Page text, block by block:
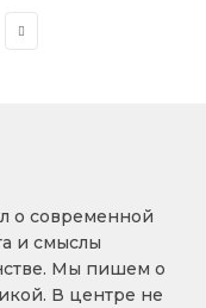
Next
о современной
и смыслы
Мы пишем о
В центре не